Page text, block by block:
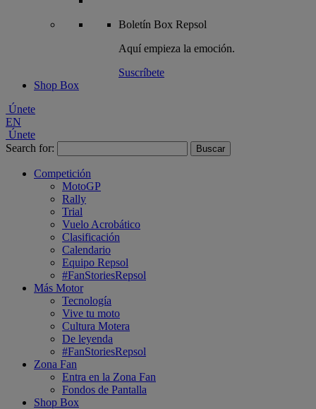
Boletín Box Repsol
Aquí empieza la emoción.
Suscríbete
Shop Box
Únete
EN
Únete
Search for:
Competición
MotoGP
Rally
Trial
Vuelo Acrobático
Clasificación
Calendario
Equipo Repsol
#FanStoriesRepsol
Más Motor
Tecnología
Vive tu moto
Cultura Motera
De leyenda
#FanStoriesRepsol
Zona Fan
Entra en la Zona Fan
Fondos de Pantalla
Shop Box